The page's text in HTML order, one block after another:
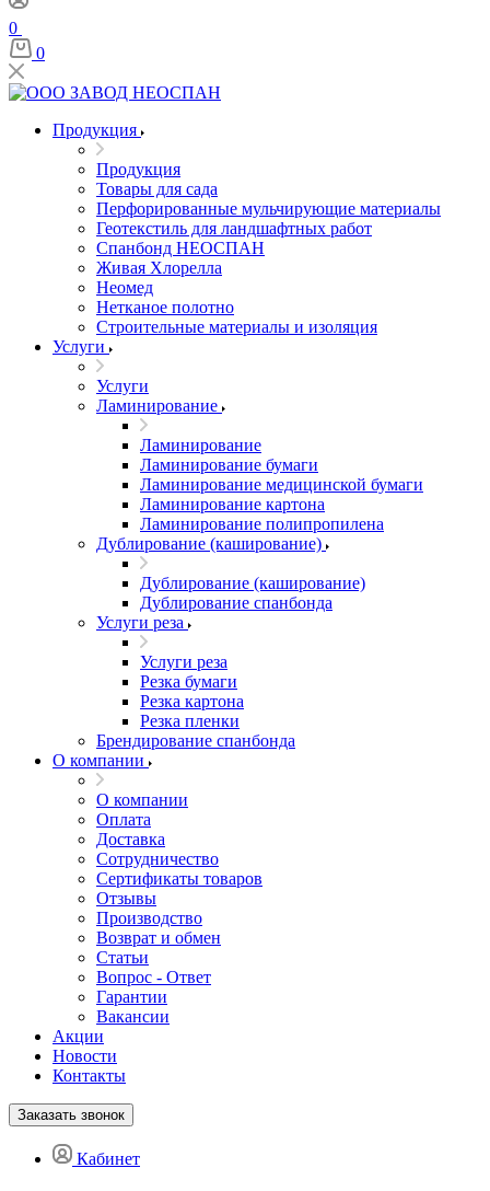
0
0
Продукция
Продукция
Товары для сада
Перфорированные мульчирующие материалы
Геотекстиль для ландшафтных работ
Спанбонд НЕОСПАН
Живая Хлорелла
Нeомед
Нетканое полотно
Строительные материалы и изоляция
Услуги
Услуги
Ламинирование
Ламинирование
Ламинирование бумаги
Ламинирование медицинской бумаги
Ламинирование картона
Ламинирование полипропилена
Дублирование (каширование)
Дублирование (каширование)
Дублирование спанбонда
Услуги реза
Услуги реза
Резка бумаги
Резка картона
Резка пленки
Брендирование спанбонда
О компании
О компании
Оплата
Доставка
Сотрудничество
Сертификаты товаров
Отзывы
Производство
Возврат и обмен
Статьи
Вопрос - Ответ
Гарантии
Вакансии
Акции
Новости
Контакты
Заказать звонок
Кабинет